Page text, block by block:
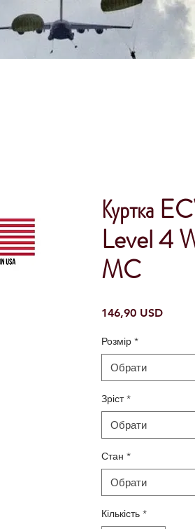
Куртка
Level 4
MC
146,90 USDЦіна
Розмір *
Обрати
Зріст *
Обрати
Стан *
Обрати
Кількість *